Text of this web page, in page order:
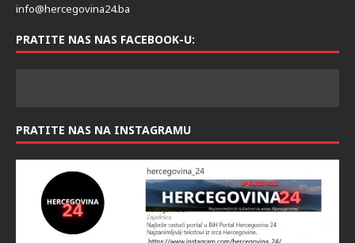
info@hercegovina24.ba
PRATITE NAS NAS FACEBOOK-U:
PRATITE NAS NA INSTAGRAMU